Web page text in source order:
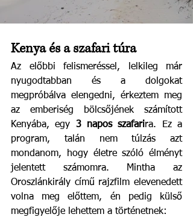
Kenya és a szafari túra
Az előbbi felismeréssel, lelkileg már
nyugodtabban és a dolgokat
megpróbálva elengedni, érkeztem meg
az emberiség bölcsőjének számított
Kenyába, egy 3 napos szafarira. Ez a
program, talán nem túlzás azt
mondanom, hogy életre szóló élményt
jelentett számomra. Mintha az
Oroszlánkirály című rajzfilm elevenedett
volna meg előttem, én pedig külső
megfigyelője lehettem a történetnek: